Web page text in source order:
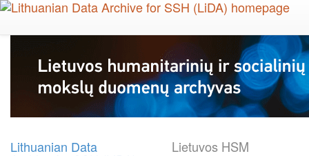
Skip
main
Lithuanian Data
Lietuvos HSM